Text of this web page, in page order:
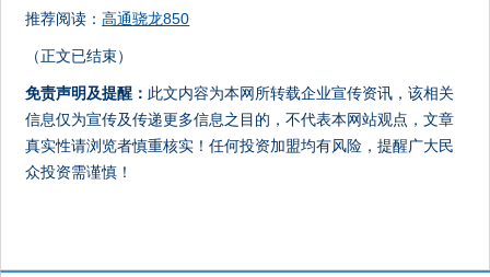
推荐阅读：高通骁龙850
（正文已结束）
免责声明及提醒： 此文内容为本网所转载企业宣传资讯，该相关
信息仅为宣传及传递更多信息之目的，不代表本网站观点，文章
真实性请浏览者慎重核实！任何投资加盟均有风险，提醒广大民
众投资需谨慎！